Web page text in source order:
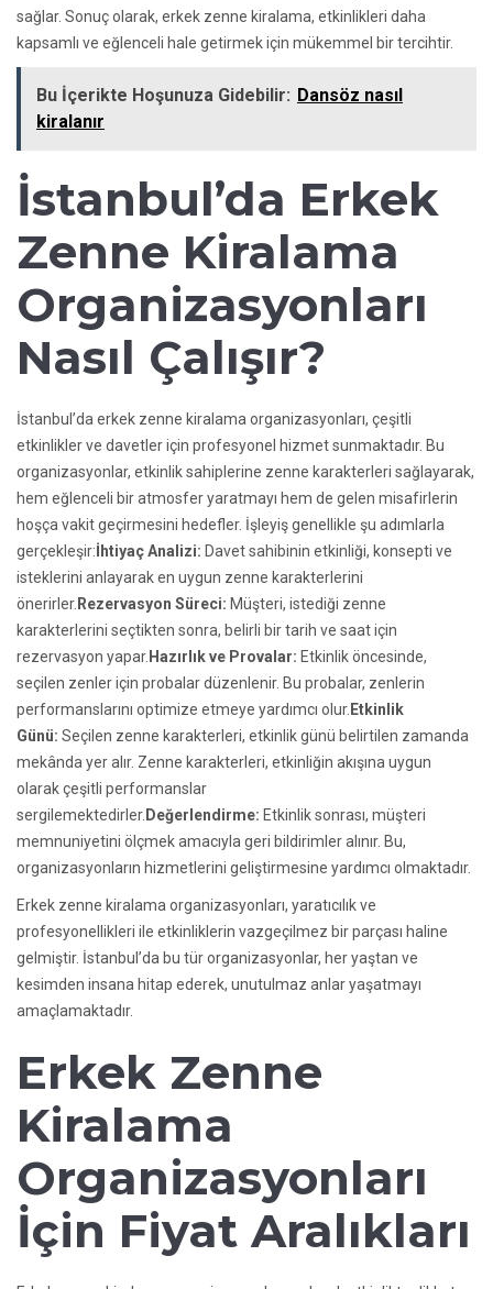
sağlar. Sonuç olarak, erkek zenne kiralama, etkinlikleri daha
kapsamlı ve eğlenceli hale getirmek için mükemmel bir tercihtir.
Bu İçerikte Hoşunuza Gidebilir: Dansöz nasıl
kiralanır
İstanbul’da Erkek
Zenne Kiralama
Organizasyonları
Nasıl Çalışır?
İstanbul’da erkek zenne kiralama organizasyonları, çeşitli
etkinlikler ve davetler için profesyonel hizmet sunmaktadır. Bu
organizasyonlar, etkinlik sahiplerine zenne karakterleri sağlayarak,
hem eğlenceli bir atmosfer yaratmayı hem de gelen misafirlerin
hoşça vakit geçirmesini hedefler. İşleyiş genellikle şu adımlarla
gerçekleşir:İhtiyaç Analizi: Davet sahibinin etkinliği, konsepti ve
isteklerini anlayarak en uygun zenne karakterlerini
önerirler. Rezervasyon Süreci: Müşteri, istediği zenne
karakterlerini seçtikten sonra, belirli bir tarih ve saat için
rezervasyon yapar. Hazırlık ve Provalar: Etkinlik öncesinde,
seçilen zenler için probalar düzenlenir. Bu probalar, zenlerin
performanslarını optimize etmeye yardımcı olur. Etkinlik
Günü: Seçilen zenne karakterleri, etkinlik günü belirtilen zamanda
mekânda yer alır. Zenne karakterleri, etkinliğin akışına uygun
olarak çeşitli performanslar
sergilemektedirler. Değerlendirme: Etkinlik sonrası, müşteri
memnuniyetini ölçmek amacıyla geri bildirimler alınır. Bu,
organizasyonların hizmetlerini geliştirmesine yardımcı olmaktadır.
Erkek zenne kiralama organizasyonları, yaratıcılık ve
profesyonellikleri ile etkinliklerin vazgeçilmez bir parçası haline
gelmiştir. İstanbul’da bu tür organizasyonlar, her yaştan ve
kesimden insana hitap ederek, unutulmaz anlar yaşatmayı
amaçlamaktadır.
Erkek Zenne
Kiralama
Organizasyonları
İçin Fiyat Aralıkları